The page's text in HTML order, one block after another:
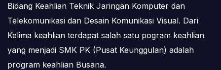
Bidang Keahlian Teknik Jaringan Komputer dan
Telekomunikasi dan Desain Komunikasi Visual. Dari
Kelima keahlian terdapat salah satu pogram keahlian
yang menjadi SMK PK (Pusat Keunggulan) adalah
program keahlian Busana.